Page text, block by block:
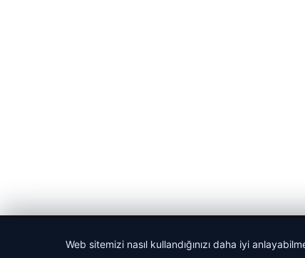
Web sitemizi nasıl kullandığınızı daha iyi